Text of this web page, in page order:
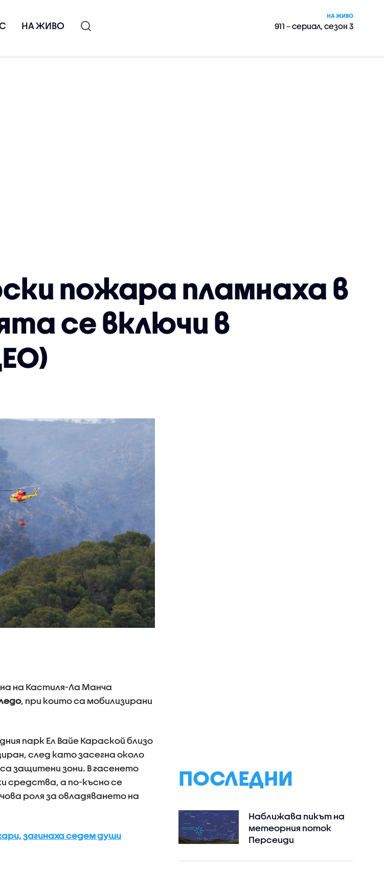
НА ЖИВО
НА ЖИВО
911 – сериал, сезон 3
пожара пламнаха в
се включи в
на Кастиля-Ла Манча
, при които са мобилизирани
парк Ел Вайе Караской близо
след като засегна около
защитени зони. В гасенето
средства, а по-късно се
роля за овладяването на
загинаха седем души
ПОСЛЕДНИ
Наближава пикът на
метеорния поток
Персеиди